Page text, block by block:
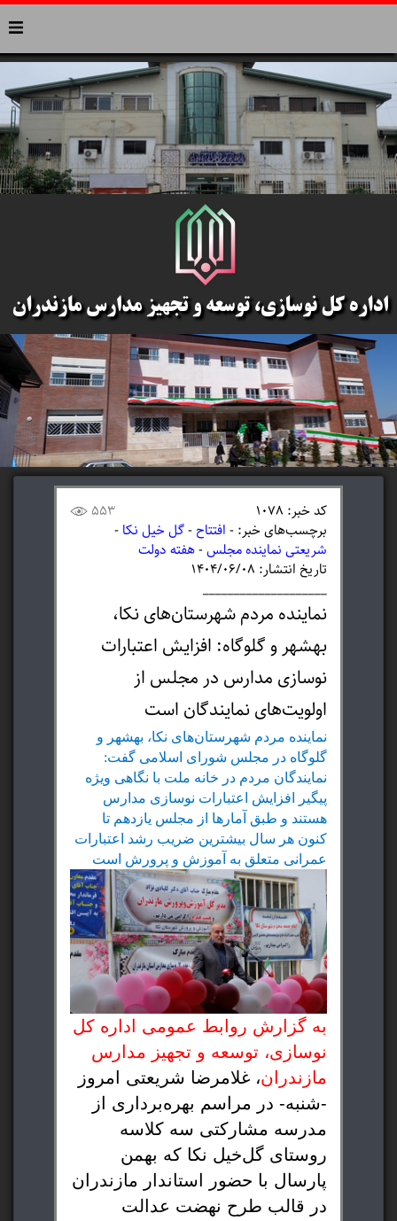
553
کد خبر: 1078
برچسب‌های خبر: -افتتاح-گل خیل نکا-
شریعتی نماینده مجلس-هفته دولت
تاریخ انتشار: ۱۴۰۴/۰۶/۰۸
____________________
نماینده مردم شهرستان‌های نکا،
بهشهر و گلوگاه: افزایش اعتبارات
نوسازی مدارس در مجلس از
اولویت‌های نمایندگان است
نماینده مردم شهرستان‌های نکا، بهشهر و
گلوگاه در مجلس شورای اسلامی گفت:
نمایندگان مردم در خانه ملت با نگاهی ویژه
پیگیر افزایش اعتبارات نوسازی مدارس
هستند و طبق آمارها از مجلس یازدهم تا
کنون هر سال بیشترین ضریب رشد اعتبارات
عمرانی متعلق به آموزش و پرورش است
به گزارش روابط عمومی اداره کل
نوسازی، توسعه و تجهیز مدارس
مازندران، غلامرضا شریعتی امروز
-شنبه- در مراسم بهره‌برداری از
مدرسه مشارکتی سه کلاسه
روستای گل‌خیل نکا که بهمن
پارسال با حضور استاندار مازندران
در قالب طرح نهضت عدالت